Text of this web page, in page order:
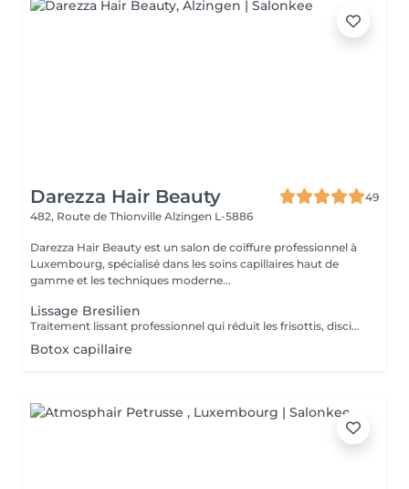
Darezza Hair Beauty
49
482, Route de Thionville Alzingen L-5886
Darezza Hair Beauty est un salon de coiffure professionnel à
Luxembourg, spécialisé dans les soins capillaires haut de
gamme et les techniques moderne...
Lissage Bresilien
Traitement lissant professionnel qui réduit les frisottis, discipline les cheveux et apporte une brillance intense. Les cheveux deviennent plus souples, faciles à coiffer et visiblement plus lisses.
Botox capillaire